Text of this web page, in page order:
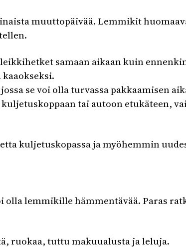
muuttopäivää. Lemmikit
samaan aikaan kuin
jossa se voi olla turvassa pakkaamisen
tai autoon etukäteen,
kuljetuskopassa ja myöhemmin
lemmikille hämmentävää. Paras
ruokaa, tuttu makuualusta ja leluja.